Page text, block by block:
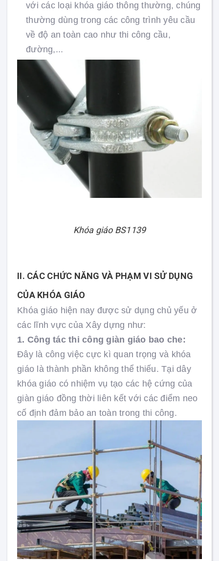
với các loại khóa giáo thông thường, chúng
thường dùng trong các công trình yêu cầu
về độ an toàn cao như thi công cầu,
đường,...
Khóa giáo BS1139
II. CÁC CHỨC NĂNG VÀ PHẠM VI SỬ DỤNG
CỦA KHÓA GIÁO
Khóa giáo hiện nay được sử dụng chủ yếu ở
các lĩnh vực của Xây dựng như:
1. Công tác thi công giàn giáo bao che:
Đây là công việc cực kì quan trọng và khóa
giáo là thành phần không thể thiếu. Tại dây
khóa giáo có nhiệm vụ tạo các hệ cứng của
giàn giáo đồng thời liên kết với các điểm neo
cố định đảm bảo an toàn trong thi công.